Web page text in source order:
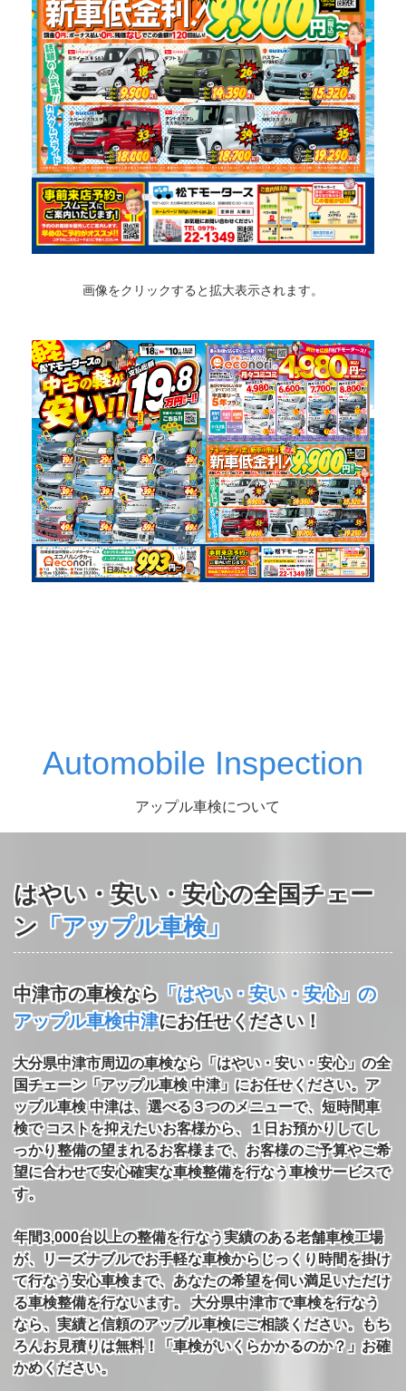
画像をクリックすると拡大表示されます。
Automobile Inspection
アップル車検について
はやい・安い・安心の全国チェー
ン 「アップル車検」
中津市の車検なら 「はやい・安い・安心」の
アップル車検中津にお任せください！
大分県中津市周辺の車検なら「はやい・安い・安心」の全
国チェーン「アップル車検 中津」にお任せください。ア
ップル車検 中津は、選べる３つのメニューで、短時間車
検で コストを抑えたいお客様から、１日お預かりしてし
っかり整備の望まれるお客様まで、お客様のご予算やご希
望に合わせて安心確実な車検整備を行なう車検サービスで
す。
年間3,000台以上の整備を行なう実績のある老舗車検工場
が、リーズナブルでお手軽な車検からじっくり時間を掛け
て行なう安心車検まで、あなたの希望を伺い満足いただけ
る車検整備を行ないます。 大分県中津市で車検を行なう
なら、実績と信頼のアップル車検にご相談ください。もち
ろんお見積りは無料！「車検がいくらかかるのか？」お確
かめください。